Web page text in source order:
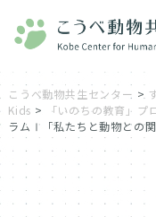
こうべ動物共生センター >
Kids > 「いのちの教育」プ
ラムⅠ「私たちと動物との